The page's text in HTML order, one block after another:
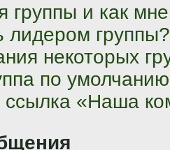
группы и как
лидером группы?
некоторых
по
ссылка «Наша